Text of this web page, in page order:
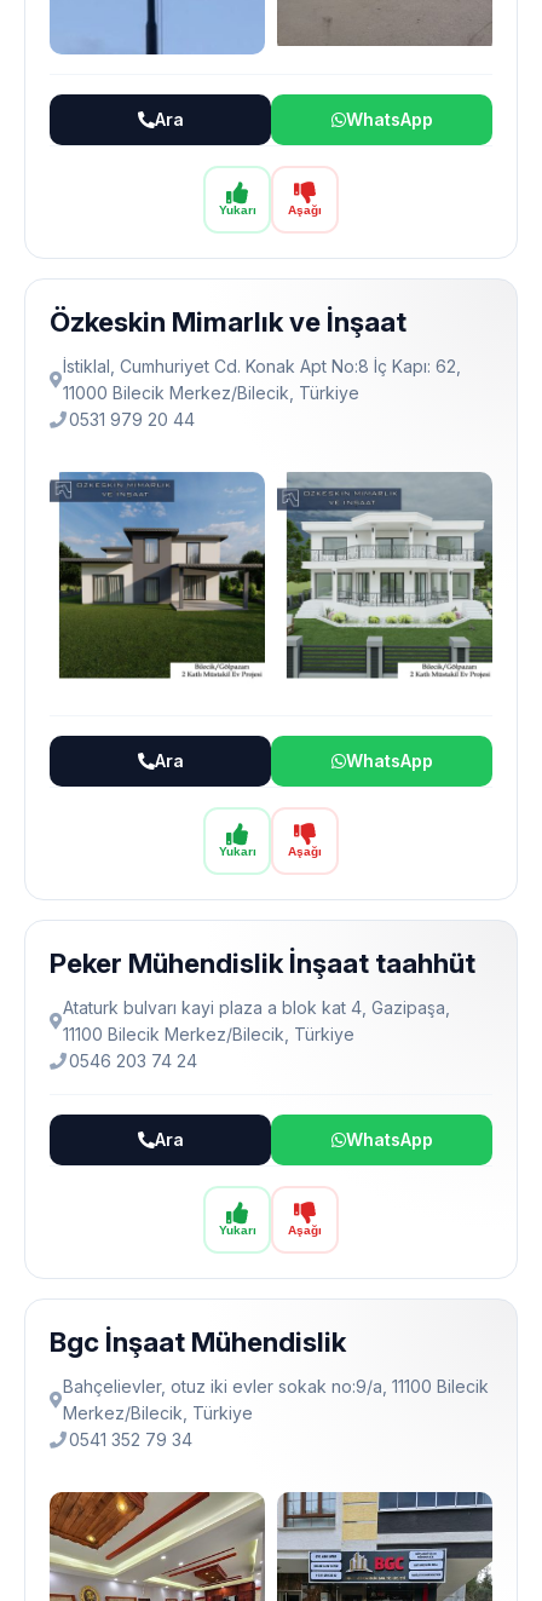
Yukarı Aşağı
Ara WhatsApp
Yukarı Aşağı
Özkeskin Mimarlık ve İnşaat
İstiklal, Cumhuriyet Cd. Konak Apt No:8 İç Kapı: 62,
11000 Bilecik Merkez/Bilecik, Türkiye
0531 979 20 44
Ara WhatsApp
Yukarı Aşağı
Peker Mühendislik İnşaat taahhüt
Ataturk bulvarı kayi plaza a blok kat 4, Gazipaşa,
11100 Bilecik Merkez/Bilecik, Türkiye
0546 203 74 24
Ara WhatsApp
Bgc İnşaat Mühendislik
Bahçelievler, otuz iki evler sokak no:9/a, 11100 Bilecik
Merkez/Bilecik, Türkiye
0541 352 79 34